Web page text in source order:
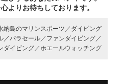
よりお待ちしております。
納島のマリンスポーツ／ ダイビング
／ パラセール／ ファンダイビング／
ダイビング／ ホエールウォッチング